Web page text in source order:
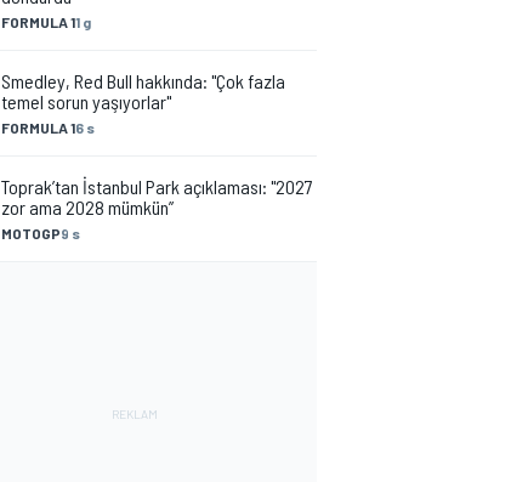
FORMULA 11 g
FORMULA 16 s
Smedley, Red Bull hakkında: "Çok fazla
temel sorun yaşıyorlar"
MOTOGP9 s
Toprak’tan İstanbul Park açıklaması: "2027
zor ama 2028 mümkün”